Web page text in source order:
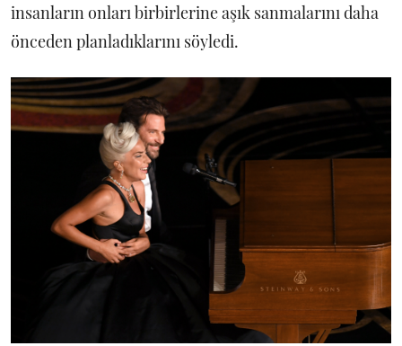
insanların onları birbirlerine aşık sanmalarını daha
önceden planladıklarını söyledi.